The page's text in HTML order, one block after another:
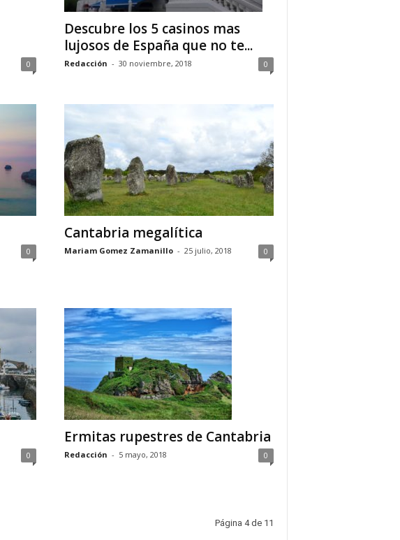
0
Descubre los 5 casinos mas
lujosos de España que no te...
Redacción - 30 noviembre, 2018 0
0
Cantabria megalítica
Mariam Gomez Zamanillo - 25 julio, 2018 0
0
Ermitas rupestres de Cantabria
Redacción - 5 mayo, 2018 0
Página 4 de 11